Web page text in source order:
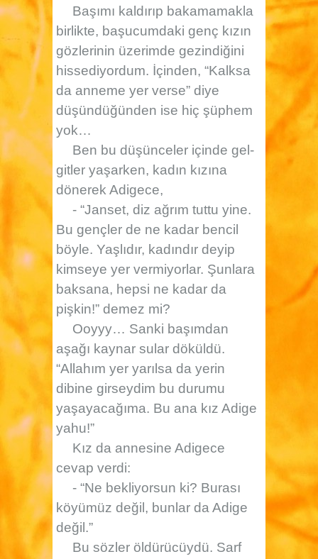
Başımı kaldırıp bakamamakla
birlikte, başucumdaki genç kızın
gözlerinin üzerimde gezindiğini
hissediyordum. İçinden, “Kalksa
da anneme yer verse” diye
düşündüğünden ise hiç şüphem
yok…
Ben bu düşünceler içinde gel-
gitler yaşarken, kadın kızına
dönerek Adigece,
- “Janset, diz ağrım tuttu yine.
Bu gençler de ne kadar bencil
böyle. Yaşlıdır, kadındır deyip
kimseye yer vermiyorlar. Şunlara
baksana, hepsi ne kadar da
pişkin!” demez mi?
Ooyyy… Sanki başımdan
aşağı kaynar sular döküldü.
“Allahım yer yarılsa da yerin
dibine girseydim bu durumu
yaşayacağıma. Bu ana kız Adige
yahu!”
Kız da annesine Adigece
cevap verdi:
- “Ne bekliyorsun ki? Burası
köyümüz değil, bunlar da Adige
değil.”
Bu sözler öldürücüydü. Sarf